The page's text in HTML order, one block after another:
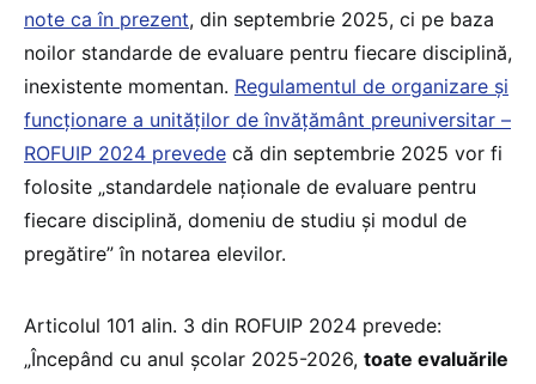
note ca în prezent, din septembrie 2025, ci pe baza
noilor standarde de evaluare pentru fiecare disciplină,
inexistente momentan. Regulamentul de organizare și
funcționare a unităților de învățământ preuniversitar –
ROFUIP 2024 prevede că din septembrie 2025 vor fi
folosite „standardele naţionale de evaluare pentru
fiecare disciplină, domeniu de studiu şi modul de
pregătire” în notarea elevilor.
Articolul 101 alin. 3 din ROFUIP 2024 prevede:
„Începând cu anul școlar 2025-2026, toate evaluările